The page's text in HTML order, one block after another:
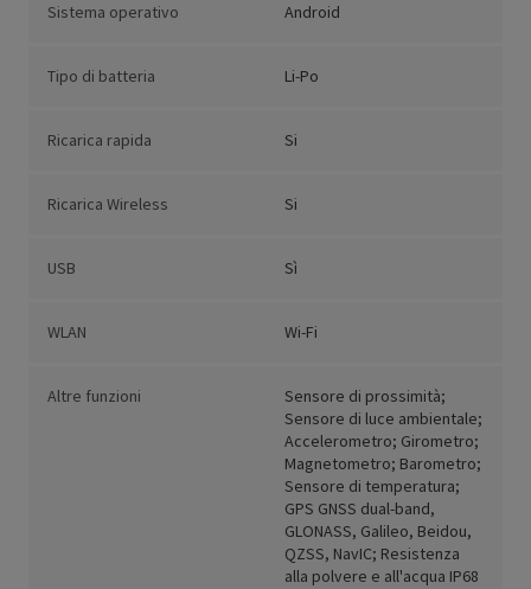
Sistema operativo Android
Tipo di batteria Li-Po
Ricarica rapida Si
Ricarica Wireless Si
USB Sì
WLAN Wi-Fi
Altre funzioni
Sensore di prossimità;
Sensore di luce ambientale;
Accelerometro; Girometro;
Magnetometro; Barometro;
Sensore di temperatura;
GPS GNSS dual-band,
GLONASS, Galileo, Beidou,
QZSS, NavIC; Resistenza
alla polvere e all'acqua IP68